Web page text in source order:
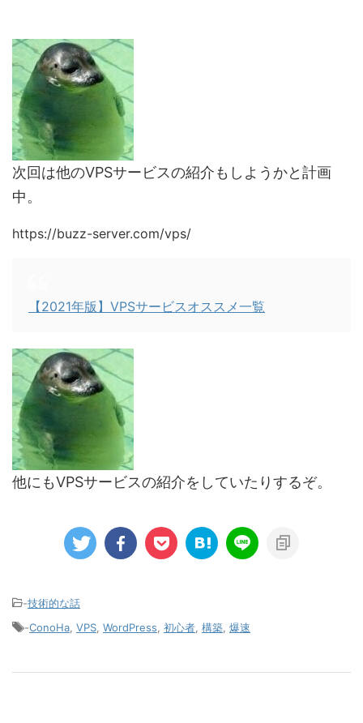
次回は他のVPSサービスの紹介もしようかと計画
中。
https://buzz-server.com/vps/
【2021年版】VPSサービスオススメ一覧
他にもVPSサービスの紹介をしていたりするぞ。
-技術的な話
-ConoHa, VPS, WordPress, 初心者, 構築, 爆速